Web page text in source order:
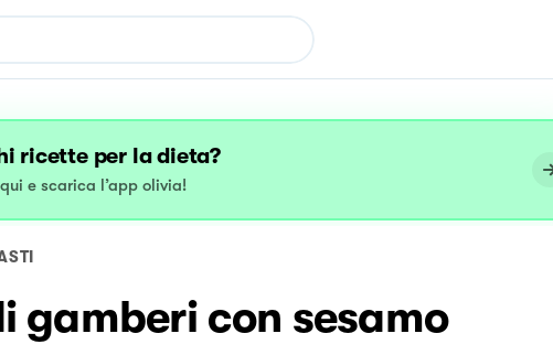
ricette per la dieta?
e scarica l’app olivia!
gamberi con sesamo